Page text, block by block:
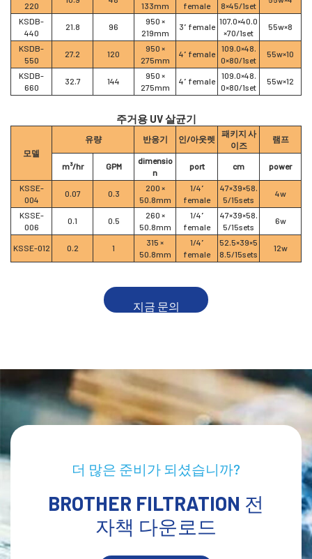
220
133mm
female
8×45/1set
KSDB-
440
21.8 96
950 ×
219mm
3” female
107.0×40.0
×70/1set
55w×8
KSDB-
550
27.2 120
950 ×
275mm
4” female
109.0×48.
0×80/1set
55w×10
KSDB-
660
32.7 144
950 ×
275mm
4” female
109.0×48.
0×80/1set
55w×12
주거용 UV 살균기
모델
유량 반응기 인/아웃렛
패키지 사
이즈
램프
m³/hr GPM
dimensio
n
port cm power
KSSE-
004
0.07 0.3
200 ×
50.8mm
1/4”
female
47×39×58.
5/15sets
4w
KSSE-
006
0.1 0.5
260 ×
50.8mm
1/4”
female
47×39×58.
5/15sets
6w
KSSE-012 0.2 1
315 ×
50.8mm
1/4”
female
52.5×39×5
8.5/15sets
12w
지금 문의
더 많은 준비가 되셨습니까?
BROTHER FILTRATION 전
자책 다운로드